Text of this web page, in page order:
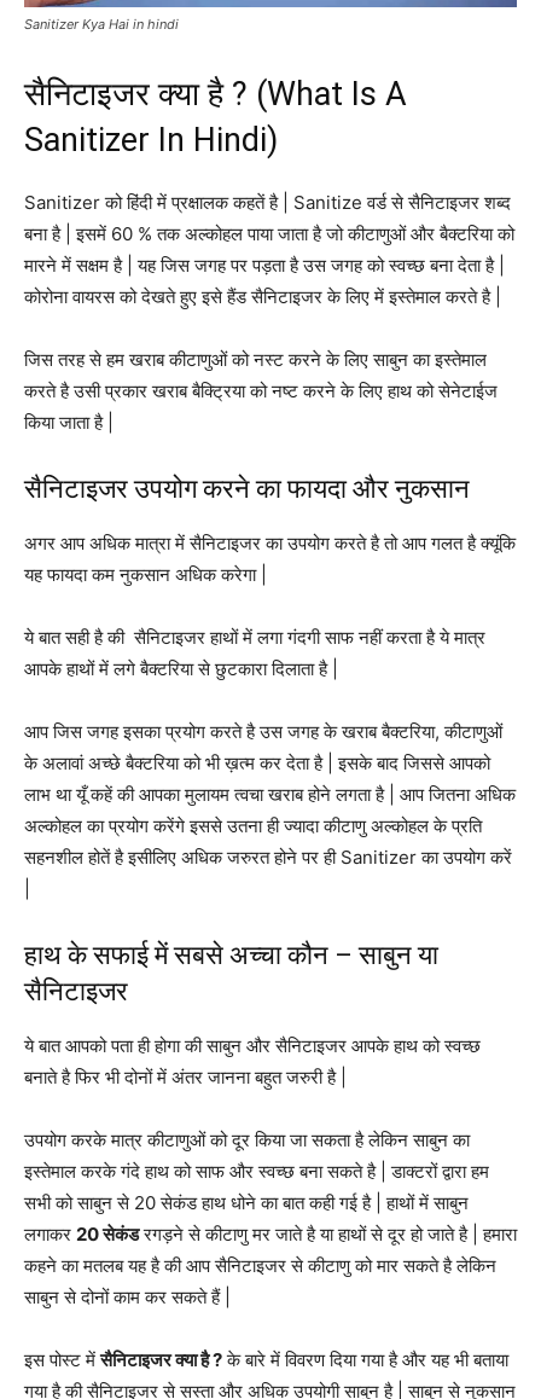
Sanitizer Kya Hai in hindi
सैनिटाइजर क्या है ? (What Is A
Sanitizer In Hindi)
Sanitizer को हिंदी में प्रक्षालक कहतें है | Sanitize वर्ड से सैनिटाइजर शब्द
बना है | इसमें 60 % तक अल्कोहल पाया जाता है जो कीटाणुओं और बैक्टरिया को
मारने में सक्षम है | यह जिस जगह पर पड़ता है उस जगह को स्वच्छ बना देता है |
कोरोना वायरस को देखते हुए इसे हैंड सैनिटाइजर के लिए में इस्तेमाल करते है |
जिस तरह से हम खराब कीटाणुओं को नस्ट करने के लिए साबुन का इस्तेमाल
करते है उसी प्रकार खराब बैक्ट्रिया को नष्ट करने के लिए हाथ को सेनेटाईज
किया जाता है |
सैनिटाइजर उपयोग करने का फायदा और नुकसान
अगर आप अधिक मात्रा में सैनिटाइजर का उपयोग करते है तो आप गलत है क्यूंकि
यह फायदा कम नुकसान अधिक करेगा |
ये बात सही है की सैनिटाइजर हाथों में लगा गंदगी साफ नहीं करता है ये मात्र
आपके हाथों में लगे बैक्टरिया से छुटकारा दिलाता है |
आप जिस जगह इसका प्रयोग करते है उस जगह के खराब बैक्टरिया, कीटाणुओं
के अलावां अच्छे बैक्टरिया को भी ख़त्म कर देता है | इसके बाद जिससे आपको
लाभ था यूँ कहें की आपका मुलायम त्वचा खराब होने लगता है | आप जितना अधिक
अल्कोहल का प्रयोग करेंगे इससे उतना ही ज्यादा कीटाणु अल्कोहल के प्रति
सहनशील होतें है इसीलिए अधिक जरुरत होने पर ही Sanitizer का उपयोग करें
हाथ के सफाई में सबसे अच्चा कौन – साबुन या
सैनिटाइजर
ये बात आपको पता ही होगा की साबुन और सैनिटाइजर आपके हाथ को स्वच्छ
बनाते है फिर भी दोनों में अंतर जानना बहुत जरुरी है |
उपयोग करके मात्र कीटाणुओं को दूर किया जा सकता है लेकिन साबुन का
इस्तेमाल करके गंदे हाथ को साफ और स्वच्छ बना सकते है | डाक्टरों द्वारा हम
सभी को साबुन से 20 सेकंड हाथ धोने का बात कही गई है | हाथों में साबुन
लगाकर 20 सेकंडरगड़ने से कीटाणु मर जाते है या हाथों से दूर हो जाते है | हमारा
कहने का मतलब यह है की आप सैनिटाइजर से कीटाणु को मार सकते है लेकिन
साबुन से दोनों काम कर सकते हैं |
इस पोस्ट मेंसैनिटाइजर क्या है ?के बारे में विवरण दिया गया है और यह भी बताया
गया है की सैनिटाइजर से सस्ता और अधिक उपयोगी साबुन है | साबुन से नुकसान